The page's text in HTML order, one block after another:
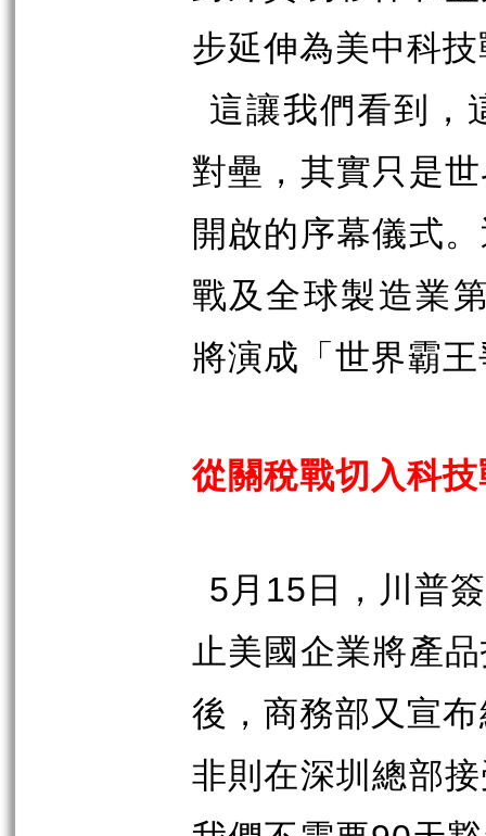
步延伸為美中科
這讓我們看到，
對壘，其實只是
開啟的序幕儀式
戰及全球製造業
將演成「世界霸
從關稅戰切入科
5 月 15 日，川普
止美國企業將產
後，商務部又宣
非則在深圳總部